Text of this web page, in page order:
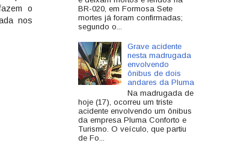
o
nos
BR-020, em Formosa Sete
mortes já foram confirmadas;
segundo o...
Grave acidente
nesta madrugada
envolvendo
ônibus de dois
andares da Pluma
Na madrugada de
hoje (17), ocorreu um triste
acidente envolvendo um ônibus
da empresa Pluma Conforto e
Turismo. O veículo, que partiu
de Fo...